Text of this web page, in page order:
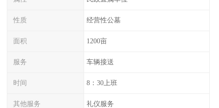
性质 经营性公墓
面积 1200亩
服务 车辆接送
时间 8：30上班
其他服务 礼仪服务